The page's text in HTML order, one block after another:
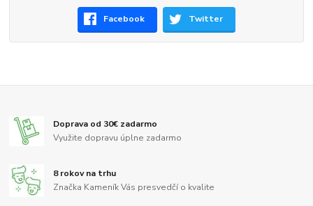
Facebook Twitter
Doprava od 30€ zadarmo
Využite dopravu úplne zadarmo
8 rokov na trhu
Značka Kameník Vás presvedčí o kvalite